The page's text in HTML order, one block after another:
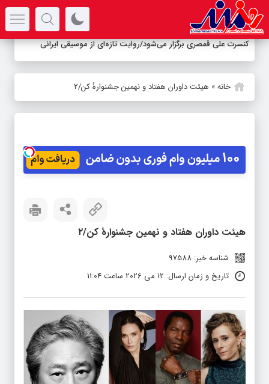
کنسرت علی قمصری برگزار می‌شود/روایت تازه‌ای از موسیقی ایرانی
خانه» هیئت داوران هفتاد و نهمین جشنوارهٔ کن/۲
هیئت داوران هفتاد و نهمین جشنوارهٔ کن/۲
شناسه خبر: 97588
تاریخ و زمان ارسال: 12 می 2026 ساعت 11:04